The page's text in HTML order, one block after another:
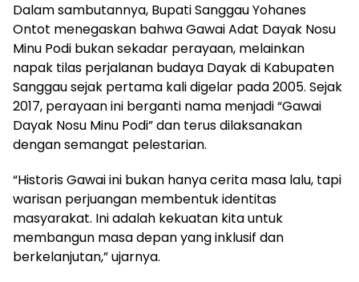
Dalam sambutannya, Bupati Sanggau Yohanes
Ontot menegaskan bahwa Gawai Adat Dayak Nosu
Minu Podi bukan sekadar perayaan, melainkan
napak tilas perjalanan budaya Dayak di Kabupaten
Sanggau sejak pertama kali digelar pada 2005. Sejak
2017, perayaan ini berganti nama menjadi “Gawai
Dayak Nosu Minu Podi” dan terus dilaksanakan
dengan semangat pelestarian.
“Historis Gawai ini bukan hanya cerita masa lalu, tapi
warisan perjuangan membentuk identitas
masyarakat. Ini adalah kekuatan kita untuk
membangun masa depan yang inklusif dan
berkelanjutan,” ujarnya.